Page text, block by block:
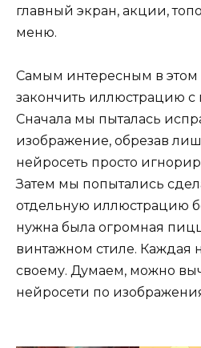
главный экран, акции,
меню.
Самым интересным в этом
закончить иллюстрацию
Сначала мы пыталась
изображение, обрезав
нейросеть просто
Затем мы попытались
отдельную иллюстрацию
нужна была огромная
винтажном стиле. Каждая
своему. Думаем, можно
нейросети по